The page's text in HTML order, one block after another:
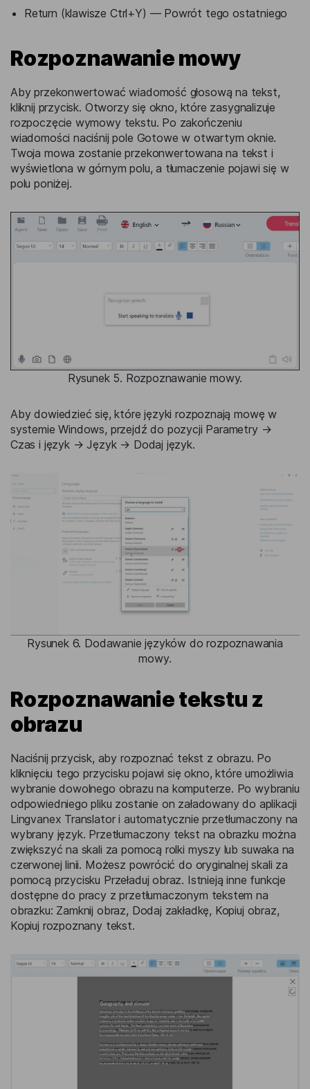
Return (klawisze Ctrl+Y) — Powrót tego ostatniego
Rozpoznawanie mowy
Aby przekonwertować wiadomość głosową na tekst,
kliknij przycisk. Otworzy się okno, które zasygnalizuje
rozpoczęcie wymowy tekstu. Po zakończeniu
wiadomości naciśnij pole Gotowe w otwartym oknie.
Twoja mowa zostanie przekonwertowana na tekst i
wyświetlona w górnym polu, a tłumaczenie pojawi się w
polu poniżej.
Rysunek 5. Rozpoznawanie mowy.
Aby dowiedzieć się, które języki rozpoznają mowę w
systemie Windows, przejdź do pozycji Parametry →
Czas i język → Język → Dodaj język.
Rysunek 6. Dodawanie języków do rozpoznawania
mowy.
Rozpoznawanie tekstu z
obrazu
Naciśnij przycisk, aby rozpoznać tekst z obrazu. Po
kliknięciu tego przycisku pojawi się okno, które umożliwia
wybranie dowolnego obrazu na komputerze. Po wybraniu
odpowiedniego pliku zostanie on załadowany do aplikacji
Lingvanex Translator i automatycznie przetłumaczony na
wybrany język. Przetłumaczony tekst na obrazku można
zwiększyć na skali za pomocą rolki myszy lub suwaka na
czerwonej linii. Możesz powrócić do oryginalnej skali za
pomocą przycisku Przeładuj obraz. Istnieją inne funkcje
dostępne do pracy z przetłumaczonym tekstem na
obrazku: Zamknij obraz, Dodaj zakładkę, Kopiuj obraz,
Kopiuj rozpoznany tekst.